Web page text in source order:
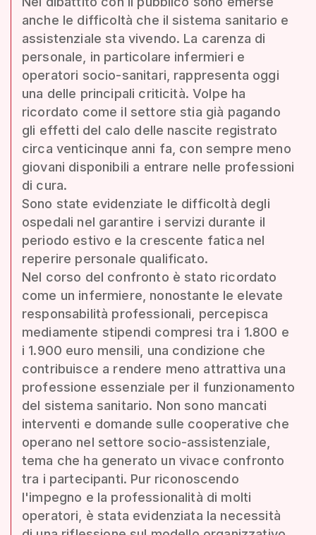
anche le difficoltà che il sistema sanitario e
assistenziale sta vivendo. La carenza di
personale, in particolare infermieri e
operatori socio-sanitari, rappresenta oggi
una delle principali criticità. Volpe ha
ricordato come il settore stia già pagando
gli effetti del calo delle nascite registrato
circa venticinque anni fa, con sempre meno
giovani disponibili a entrare nelle professioni
di cura.
Sono state evidenziate le difficoltà degli
ospedali nel garantire i servizi durante il
periodo estivo e la crescente fatica nel
reperire personale qualificato.
Nel corso del confronto è stato ricordato
come un infermiere, nonostante le elevate
responsabilità professionali, percepisca
mediamente stipendi compresi tra i 1.800 e
i 1.900 euro mensili, una condizione che
contribuisce a rendere meno attrattiva una
professione essenziale per il funzionamento
del sistema sanitario. Non sono mancati
interventi e domande sulle cooperative che
operano nel settore socio-assistenziale,
tema che ha generato un vivace confronto
tra i partecipanti. Pur riconoscendo
l'impegno e la professionalità di molti
operatori, è stata evidenziata la necessità